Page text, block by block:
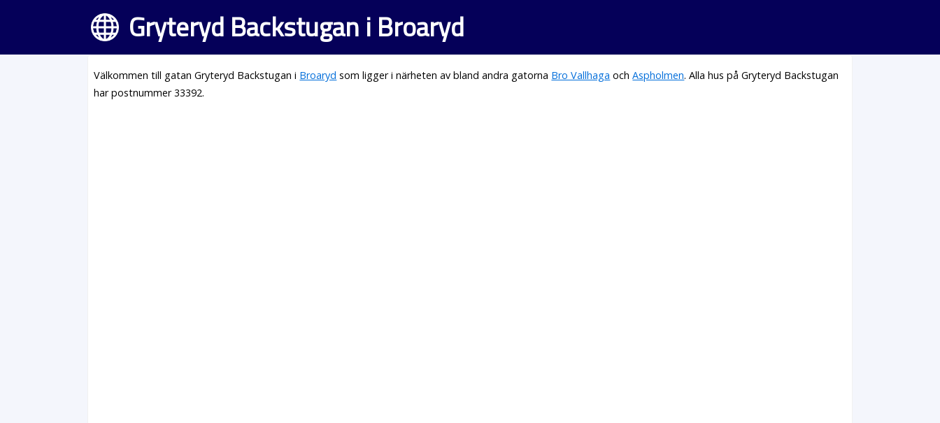
Gryteryd Backstugan i Broaryd
Välkommen till gatan Gryteryd Backstugan i Broaryd som ligger i närheten av bland andra gatorna Bro Vallhaga ochAspholmen. Alla hus på Gryteryd Backstugan
har postnummer 33392.